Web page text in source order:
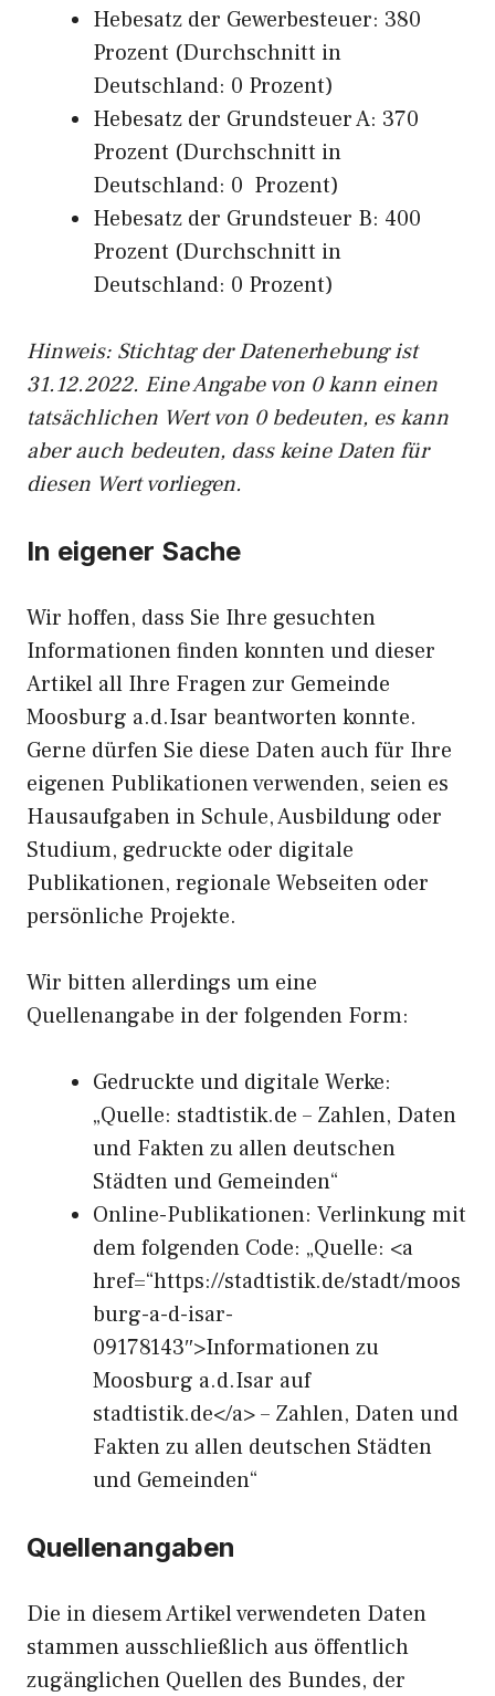
Hebesatz der Gewerbesteuer: 380
Prozent (Durchschnitt in
Deutschland: 0 Prozent)
Hebesatz der Grundsteuer A: 370
Prozent (Durchschnitt in
Deutschland: 0 Prozent)
Hebesatz der Grundsteuer B: 400
Prozent (Durchschnitt in
Deutschland: 0 Prozent)
Hinweis: Stichtag der Datenerhebung ist
31.12.2022. Eine Angabe von 0 kann einen
tatsächlichen Wert von 0 bedeuten, es kann
aber auch bedeuten, dass keine Daten für
diesen Wert vorliegen.
In eigener Sache
Wir hoffen, dass Sie Ihre gesuchten
Informationen finden konnten und dieser
Artikel all Ihre Fragen zur Gemeinde
Moosburg a.d.Isar beantworten konnte.
Gerne dürfen Sie diese Daten auch für Ihre
eigenen Publikationen verwenden, seien es
Hausaufgaben in Schule, Ausbildung oder
Studium, gedruckte oder digitale
Publikationen, regionale Webseiten oder
persönliche Projekte.
Wir bitten allerdings um eine
Quellenangabe in der folgenden Form:
Gedruckte und digitale Werke:
„Quelle: stadtistik.de – Zahlen, Daten
und Fakten zu allen deutschen
Städten und Gemeinden“
Online-Publikationen: Verlinkung mit
dem folgenden Code: „Quelle: <a
href=“https://stadtistik.de/stadt/moos
burg-a-d-isar-
09178143″>Informationen zu
Moosburg a.d.Isar auf
stadtistik.de</a> – Zahlen, Daten und
Fakten zu allen deutschen Städten
und Gemeinden“
Quellenangaben
Die in diesem Artikel verwendeten Daten
stammen ausschließlich aus öffentlich
zugänglichen Quellen des Bundes, der